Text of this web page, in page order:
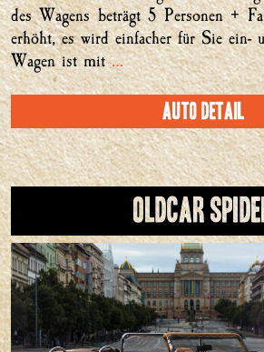
des Wagens beträgt 5 Personen +
erhöht, es wird einfacher für Sie ein-
Wagen ist mit…
Auto Detail
Oldcar